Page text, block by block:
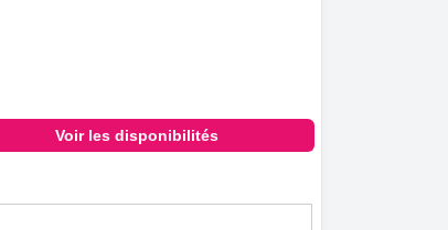
Voir les disponibilités